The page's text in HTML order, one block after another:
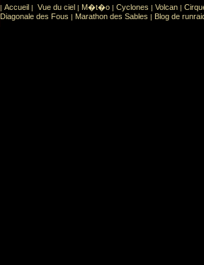
cat�gorie Sport Sports extr�mes
| Accueil | Vue du ciel | M�t�o | Cyclones | Volcan |
Diagonale des Fous | Marathon des Sables | Blog de